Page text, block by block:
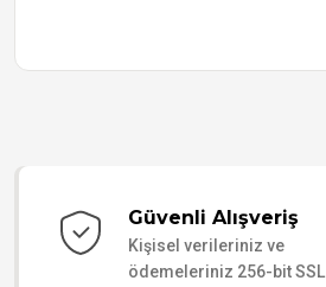
Güvenli Alışveriş
Kişisel verileriniz ve
ödemeleriniz 256-bit SSL